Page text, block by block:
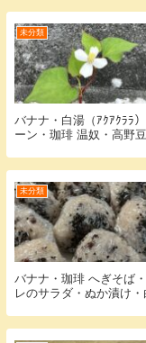
未分類
バナナ・白湯（ｱｸｱｸﾗﾗ
ーン・珈琲 温奴・高野
未分類
バナナ・珈琲 へぎそば
レのサラダ・ぬか漬け・